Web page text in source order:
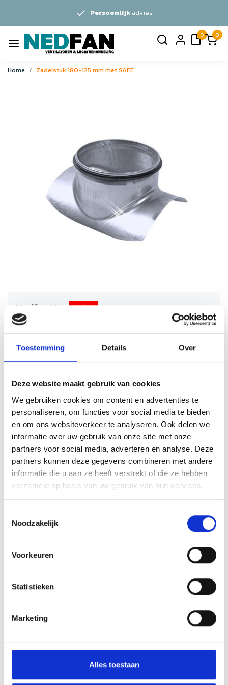
Toestemming Details Over
Deze website maakt gebruik van cookies
We gebruiken cookies om content en advertenties te
personaliseren, om functies voor social media te bieden
en om ons websiteverkeer te analyseren. Ook delen we
informatie over uw gebruik van onze site met onze
partners voor social media, adverteren en analyse. Deze
partners kunnen deze gegevens combineren met andere
informatie die u aan ze heeft verstrekt of die ze hebben
verzameld op basis van uw gebruik van hun services.
Noodzakelijk
Voorkeuren
Statistieken
Marketing
Alles toestaan
Persoonlijkadvies
0 0
Home Zadelstuk 180-125 mm met SAFE
Nedfan.NL Sale
Zadelstuk 180-125 mm met SAFE
Schrijf je eigen review
€4,43€8,86
eenvoudig ventilatiekanalen met dakdoorvoeren of
Op voorraad Levertijd: 5 werkdagen
Aantal
Toevoegen aan winkelwagen
Toevoegen aan offerte
Gratis verzending
Meer informatie?
Neem contact op over dit product
Productomschrijving
Gemiddelde van 0 review(s)